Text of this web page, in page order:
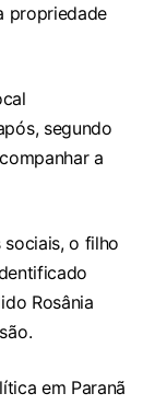
propriedade
segundo
a
sociais, o filho
Rosânia
em Paranã